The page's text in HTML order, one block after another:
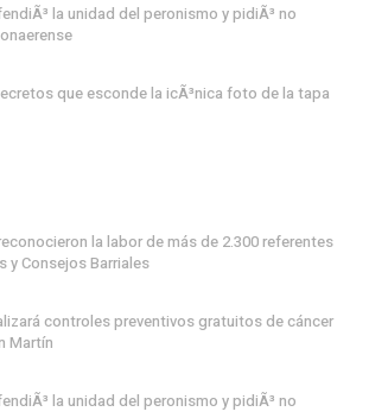
la unidad del peronismo y pidiÃ³ no
que esconde la icÃ³nica foto de la tapa
la labor de más de 2.300 referentes
y Consejos Barriales
controles preventivos gratuitos de cáncer
Martín
la unidad del peronismo y pidiÃ³ no